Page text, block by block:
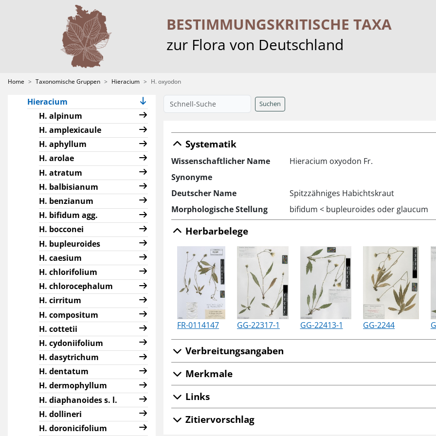
BESTIMMUNGS­KRITISCHE TAXA
zur Flora von Deutschland
Home Taxonomische Gruppen Hieracium H. oxyodon
Projekt & Partner
Taxonomische Gruppen
Crataegus
Hieracium
H. alpinum
H. amplexicaule
H. aphyllum
H. arolae
H. atratum
H. balbisianum
H. benzianum
H. bifidum agg.
H. bocconei
H. bupleuroides
H. caesium
H. chlorifolium
H. chlorocephalum
H. cirritum
H. compositum
H. cottetii
H. cydoniifolium
H. dasytrichum
H. dentatum
H. dermophyllum
H. diaphanoides s. l.
H. dollineri
H. doronicifolium
Suchen
Systematik
Wissenschaftlicher Name
Hieracium oxyodon Fr.
Synonyme
Deutscher Name
Spitzzähniges Habichtskraut
Morphologische Stellung
bifidum < bupleuroides oder glaucum
Herbarbelege
FR-0114147 GG-22317-1 GG-22413-1 GG-2244
Verbreitungsangaben
Merkmale
Links
Zitiervorschlag